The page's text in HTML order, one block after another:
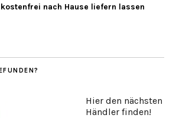
nach Hause liefern lassen
Hier den nächsten
Händler finden!